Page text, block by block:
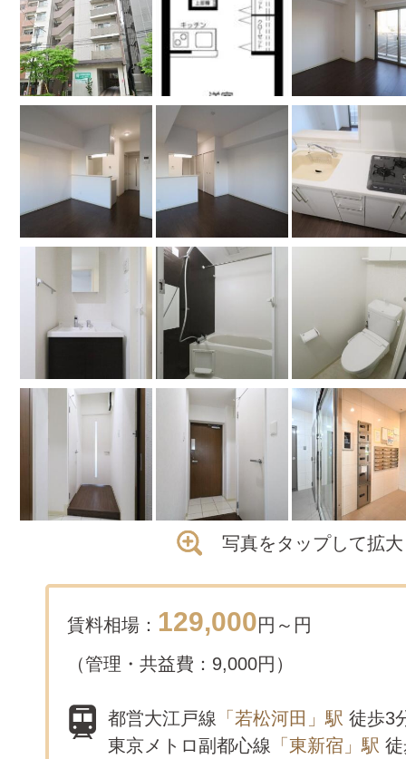
写真をタップして拡大
賃料相場： 129,000円～ 円
（管理・共益費：9,000円）
都営大江戸線 「若松河田」駅 徒歩3
東京メトロ副都心線 「東新宿」駅